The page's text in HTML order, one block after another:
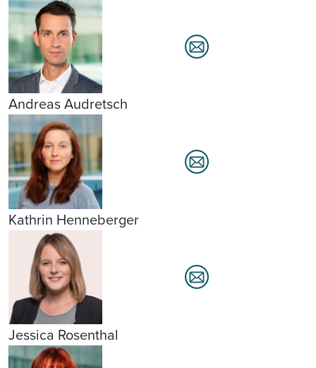
Andreas Audretsch
Kathrin Henneberger
Jessica Rosenthal